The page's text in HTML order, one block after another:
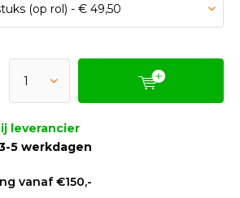
leverancier
5 werkdagen
vanaf €150,-